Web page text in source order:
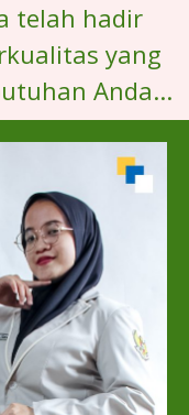
telah hadir
yang
Anda...